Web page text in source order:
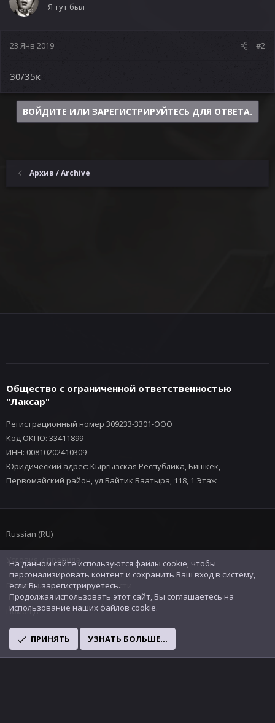
Я тут был
23 Янв 2019 #2
30/35к
ВОЙДИТЕ ИЛИ ЗАРЕГИСТРИРУЙТЕСЬ ДЛЯ ОТВЕТА.
Архив / Archive
Общество с ограниченной ответственностью
"Лаксар"
Регистрационный номер 309233-3301-ООО
Код ОКПО: 33411899
ИНН: 00810202410309
Юридический адрес: Кыргызская Республика, Бишкек,
Первомайский район, ул.Байтик Баатыра, 118, 1 Этаж
Russian (RU)
Условия и правила
Политика конфиденциальности
Помощь
R
S
На данном сайте используются файлы cookie, чтобы
персонализировать контент и сохранить Ваш вход в систему,
если Вы зарегистрируетесь.
Продолжая использовать этот сайт, Вы соглашаетесь на
использование наших файлов cookie.
ПРИНЯТЬ УЗНАТЬ БОЛЬШЕ...